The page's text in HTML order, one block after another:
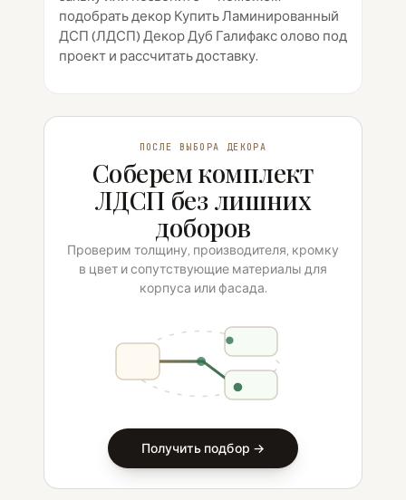
подобрать декор Купить Ламинированный
ДСП (ЛДСП) Декор Дуб Галифакс олово под
проект и рассчитать доставку.
ПОСЛЕ ВЫБОРА ДЕКОРА
Соберем комплект
ЛДСП без лишних
доборов
Проверим толщину, производителя, кромку
в цвет и сопутствующие материалы для
корпуса или фасада.
Получить подбор →